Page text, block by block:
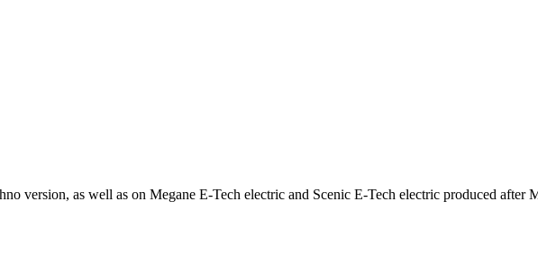
version, as well as on Megane E-Tech electric and Scenic E-Tech electric produced after